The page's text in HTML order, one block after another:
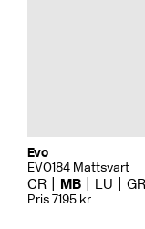
Evo
EVO184 Mattsvart
CR MB LU
Pris 7195 kr